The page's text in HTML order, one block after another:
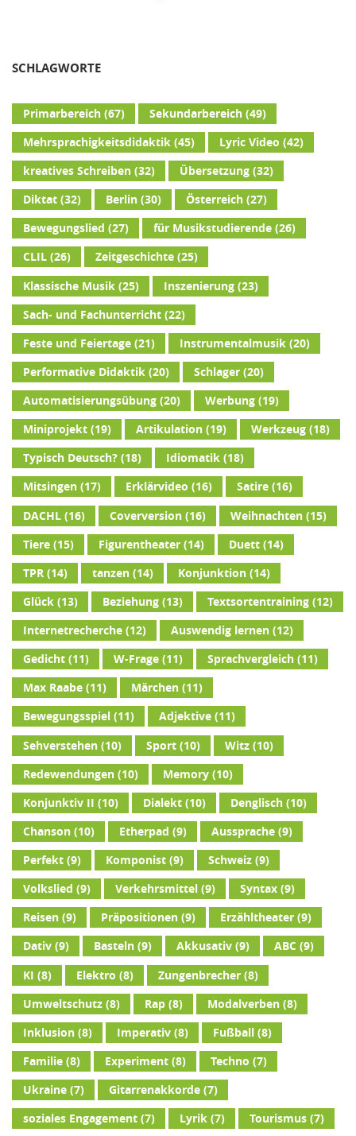
SCHLAGWORTE
Primarbereich(67) Sekundarbereich(49)
Mehrsprachigkeitsdidaktik(45) Lyric Video (42)
kreatives Schreiben(32) Übersetzung(32)
Diktat(32) Berlin(30) Österreich(27)
Bewegungslied (27) für Musikstudierende(26)
CLIL(26) Zeitgeschichte(25)
Klassische Musik(25) Inszenierung(23)
Sach- und Fachunterricht(22)
Feste und Feiertage(21) Instrumentalmusik(20)
Performative Didaktik(20) Schlager(20)
Automatisierungsübung(20) Werbung(19)
Miniprojekt(19) Artikulation(19) Werkzeug(18)
Typisch Deutsch?(18) Idiomatik(18)
Mitsingen(17) Erklärvideo (16) Satire(16)
DACHL(16) Coverversion(16) Weihnachten(15)
Tiere(15) Figurentheater(14) Duett(14)
TPR(14) tanzen(14) Konjunktion(14)
Glück(13) Beziehung(13) Textsortentraining(12)
Internetrecherche(12) Auswendig lernen(12)
Gedicht(11) W-Frage(11) Sprachvergleich(11)
Max Raabe(11) Märchen(11)
Bewegungsspiel (11) Adjektive(11)
Sehverstehen(10) Sport(10) Witz(10)
Redewendungen(10) Memory(10)
Konjunktiv II (10) Dialekt(10) Denglisch(10)
Chanson(10) Etherpad (9) Aussprache(9)
Perfekt(9) Komponist(9) Schweiz(9)
Volkslied (9) Verkehrsmittel(9) Syntax(9)
Reisen(9) Präpositionen(9) Erzähltheater(9)
Dativ(9) Basteln(9) Akkusativ(9) ABC (9)
KI (8) Elektro (8) Zungenbrecher(8)
Umweltschutz(8) Rap(8) Modalverben(8)
Inklusion(8) Imperativ(8) Fußball(8)
Familie(8) Experiment(8) Techno (7)
Ukraine(7) Gitarrenakkorde(7)
soziales Engagement(7) Lyrik(7) Tourismus(7)